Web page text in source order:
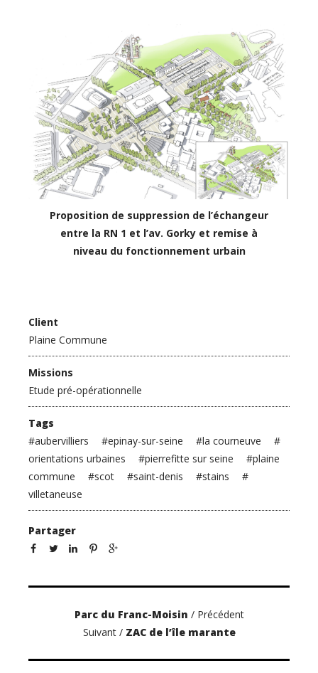
Proposition de suppression de l’échangeur
entre la RN 1 et l’av. Gorky et remise à
niveau du fonctionnement urbain
Client
Plaine Commune
Missions
Etude pré-opérationnelle
Tags
#aubervilliers #epinay-sur-seine #la courneuve
#
orientations urbaines
#pierrefitte sur seine #plaine
commune
#scot #saint-denis #stains
#
villetaneuse
Partager
Parc du Franc-Moisin / Précédent
Suivant / ZAC de l’île marante